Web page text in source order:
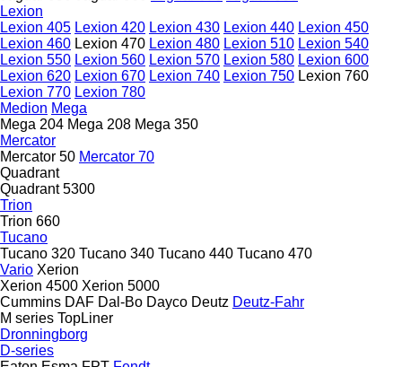
Lexion
Lexion 405 Lexion 420 Lexion 430 Lexion 440 Lexion 450
Lexion 460 Lexion 470 Lexion 480 Lexion 510 Lexion 540
Lexion 550 Lexion 560 Lexion 570 Lexion 580 Lexion 600
Lexion 620 Lexion 670 Lexion 740 Lexion 750 Lexion 760
Lexion 770 Lexion 780
Medion Mega
Mega 204 Mega 208 Mega 350
Mercator
Mercator 50 Mercator 70
Quadrant
Quadrant 5300
Trion
Trion 660
Tucano
Tucano 320 Tucano 340 Tucano 440 Tucano 470
Vario Xerion
Xerion 4500 Xerion 5000
Cummins DAF Dal-Bo Dayco Deutz Deutz-Fahr
M series TopLiner
Dronningborg
D-series